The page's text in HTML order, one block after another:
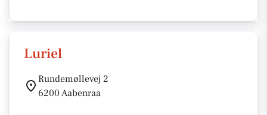
Luriel
Rundemøllevej 2
6200 Aabenraa